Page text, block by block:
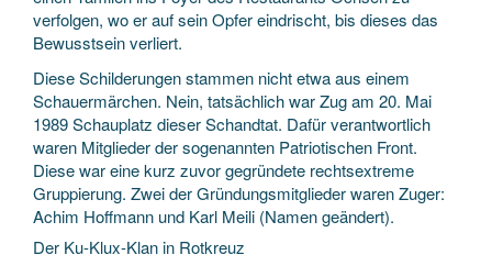
verfolgen, wo er auf sein Opfer eindrischt, bis dieses das
Bewusstsein verliert.
Diese Schilderungen stammen nicht etwa aus einem
Schauermärchen. Nein, tatsächlich war Zug am 20. Mai
1989 Schauplatz dieser Schandtat. Dafür verantwortlich
waren Mitglieder der sogenannten Patriotischen Front.
Diese war eine kurz zuvor gegründete rechtsextreme
Gruppierung. Zwei der Gründungsmitglieder waren Zuger:
Achim Hoffmann und Karl Meili (Namen geändert).
Der Ku-Klux-Klan in Rotkreuz